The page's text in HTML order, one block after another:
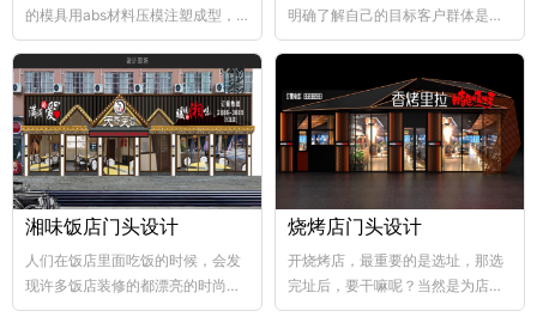
的模具用abs材料压模注塑成型，
abs韧性好、不易破碎...
明确了解自己的目标客户群体是哪
个层次，这样...
湘味饭店门头设计
人们在饭店里面吃饭的时候，会发
现许多饭店装修的都漂亮的时尚，
好的饭店装修，也能够...
烧烤店门头设计
开烧烤店，最重要的是选址，那选
完址后，要干嘛呢？当然是为店铺
装修了，要知道烧烤店的装修...